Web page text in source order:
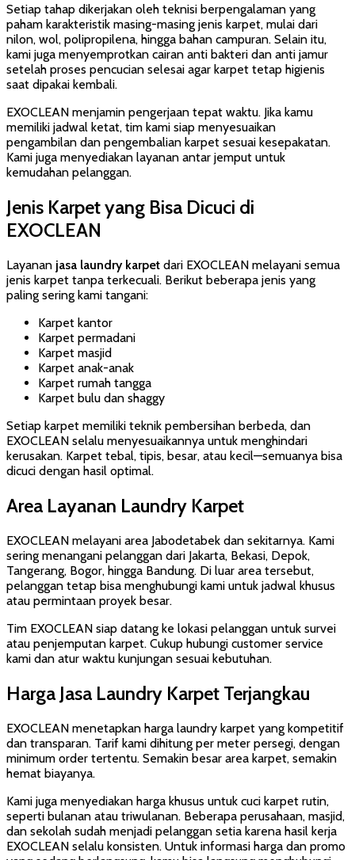
Setiap tahap dikerjakan oleh teknisi berpengalaman yang
paham karakteristik masing-masing jenis karpet, mulai dari
nilon, wol, polipropilena, hingga bahan campuran. Selain itu,
kami juga menyemprotkan cairan anti bakteri dan anti jamur
setelah proses pencucian selesai agar karpet tetap higienis
saat dipakai kembali.
EXOCLEAN menjamin pengerjaan tepat waktu. Jika kamu
memiliki jadwal ketat, tim kami siap menyesuaikan
pengambilan dan pengembalian karpet sesuai kesepakatan.
Kami juga menyediakan layanan antar jemput untuk
kemudahan pelanggan.
Jenis Karpet yang Bisa Dicuci di
EXOCLEAN
Layanan jasa laundry karpet dari EXOCLEAN melayani semua
jenis karpet tanpa terkecuali. Berikut beberapa jenis yang
paling sering kami tangani:
Karpet kantor
Karpet permadani
Karpet masjid
Karpet anak-anak
Karpet rumah tangga
Karpet bulu dan shaggy
Setiap karpet memiliki teknik pembersihan berbeda, dan
EXOCLEAN selalu menyesuaikannya untuk menghindari
kerusakan. Karpet tebal, tipis, besar, atau kecil—semuanya bisa
dicuci dengan hasil optimal.
Area Layanan Laundry Karpet
EXOCLEAN melayani area Jabodetabek dan sekitarnya. Kami
sering menangani pelanggan dari Jakarta, Bekasi, Depok,
Tangerang, Bogor, hingga Bandung. Di luar area tersebut,
pelanggan tetap bisa menghubungi kami untuk jadwal khusus
atau permintaan proyek besar.
Tim EXOCLEAN siap datang ke lokasi pelanggan untuk survei
atau penjemputan karpet. Cukup hubungi customer service
kami dan atur waktu kunjungan sesuai kebutuhan.
Harga Jasa Laundry Karpet Terjangkau
EXOCLEAN menetapkan harga laundry karpet yang kompetitif
dan transparan. Tarif kami dihitung per meter persegi, dengan
minimum order tertentu. Semakin besar area karpet, semakin
hemat biayanya.
Kami juga menyediakan harga khusus untuk cuci karpet rutin,
seperti bulanan atau triwulanan. Beberapa perusahaan, masjid,
dan sekolah sudah menjadi pelanggan setia karena hasil kerja
EXOCLEAN selalu konsisten. Untuk informasi harga dan promo